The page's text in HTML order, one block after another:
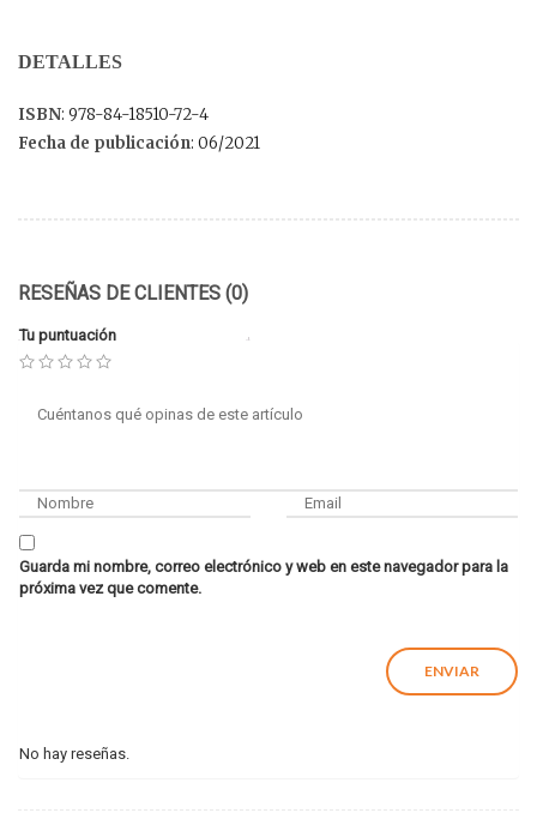
DETALLES
ISBN: 978-84-18510-72-4
Fecha de publicación: 06/2021
RESEÑAS DE CLIENTES (0)
Tu puntuación
Guarda mi nombre, correo electrónico y web en este navegador para la
próxima vez que comente.
No hay reseñas.